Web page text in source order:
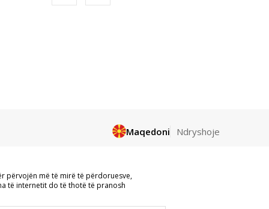
Maqedoni Ndryshoje
logove, markave tregtare,
qëllime, pa pëlqimin me shkrim të
gjitha informacionet të jenë të plota
përvojën më të mirë të përdoruesve,
të internetit do të thotë të pranosh